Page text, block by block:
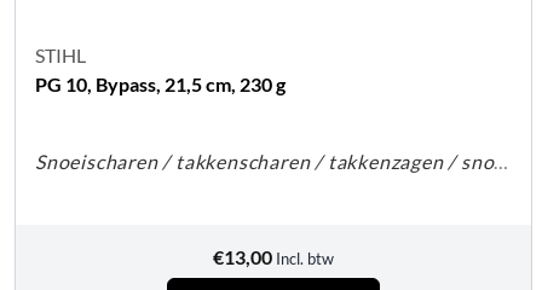
STIHL
PG 10, Bypass, 21,5 cm, 230 g
Snoeischaren / takkenscharen / takkenzagen / snoeizagen
€13,00 Incl. btw